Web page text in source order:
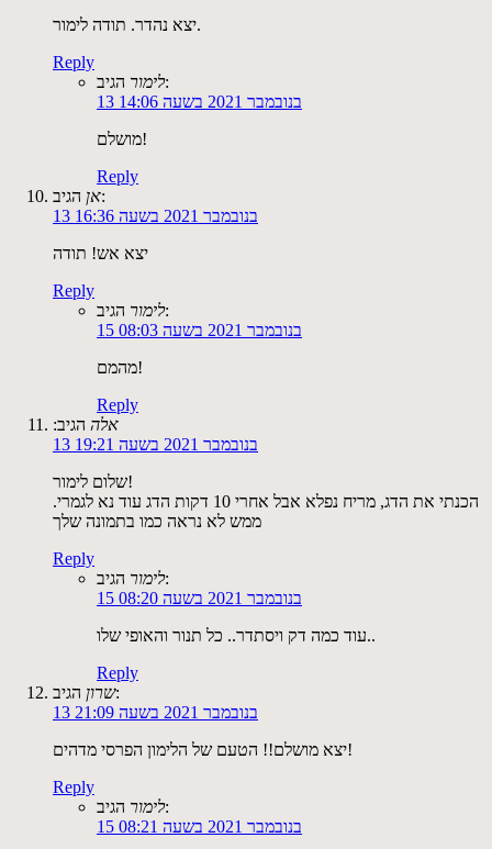
יצא נהדר. תודה לימור.
Reply
לימורהגיב:
13 בנובמבר 2021 בשעה 14:06
מושלם!
Reply
אןהגיב:
13 בנובמבר 2021 בשעה 16:36
יצא אש! תודה
Reply
לימורהגיב:
15 בנובמבר 2021 בשעה 08:03
מהמם!
Reply
‫אלה הגיב:
13 בנובמבר 2021 בשעה 19:21
שלום לימור!
הכנתי את הדג, מריח נפלא אבל אחרי 10 דקות הדג עוד נא לגמרי.
ממש לא נראה כמו בתמונה שלך
Reply
לימורהגיב:
15 בנובמבר 2021 בשעה 08:20
עוד כמה דק ויסתדר.. כל תנור והאופי שלו..
Reply
שרוןהגיב:
13 בנובמבר 2021 בשעה 21:09
יצא מושלם!! הטעם של הלימון הפרסי מדהים!
Reply
לימורהגיב:
15 בנובמבר 2021 בשעה 08:21